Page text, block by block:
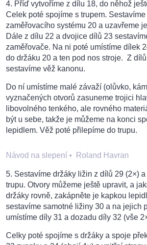
4. Příď vytvoříme z dílu 18, do něhož
Celek poté spojíme s trupem.
zaměřovacího systému 20 a uzavřeme
Dále z dílu 22 a dvojice dílů 23
zaměřovače. Na ni poté umístíme dílek
do držáku 20 a ten pod nos stroje. Z
sestavíme věž kanonu.
Do ní umístíme malé závaží (olůvko,
vyznačených otvorů zasuneme trojici
libovolného tenkého, ale rovného
být u sebe, takže je můžeme na konci
lepidlem. Věž poté přilepíme do trupu.
Návod na slepení • Roland Havran
5. Sestavíme držáky ližin z dílů 29 (2×)
trupu. Otvory můžeme ještě upravit, a
držáky rovně, zakápněte je kapkou
sestavíme samotné ližiny 30 a na jejich
umístíme díly 31 a dozadu díly 32 (vše
Celky poté spojíme s držáky a spoje